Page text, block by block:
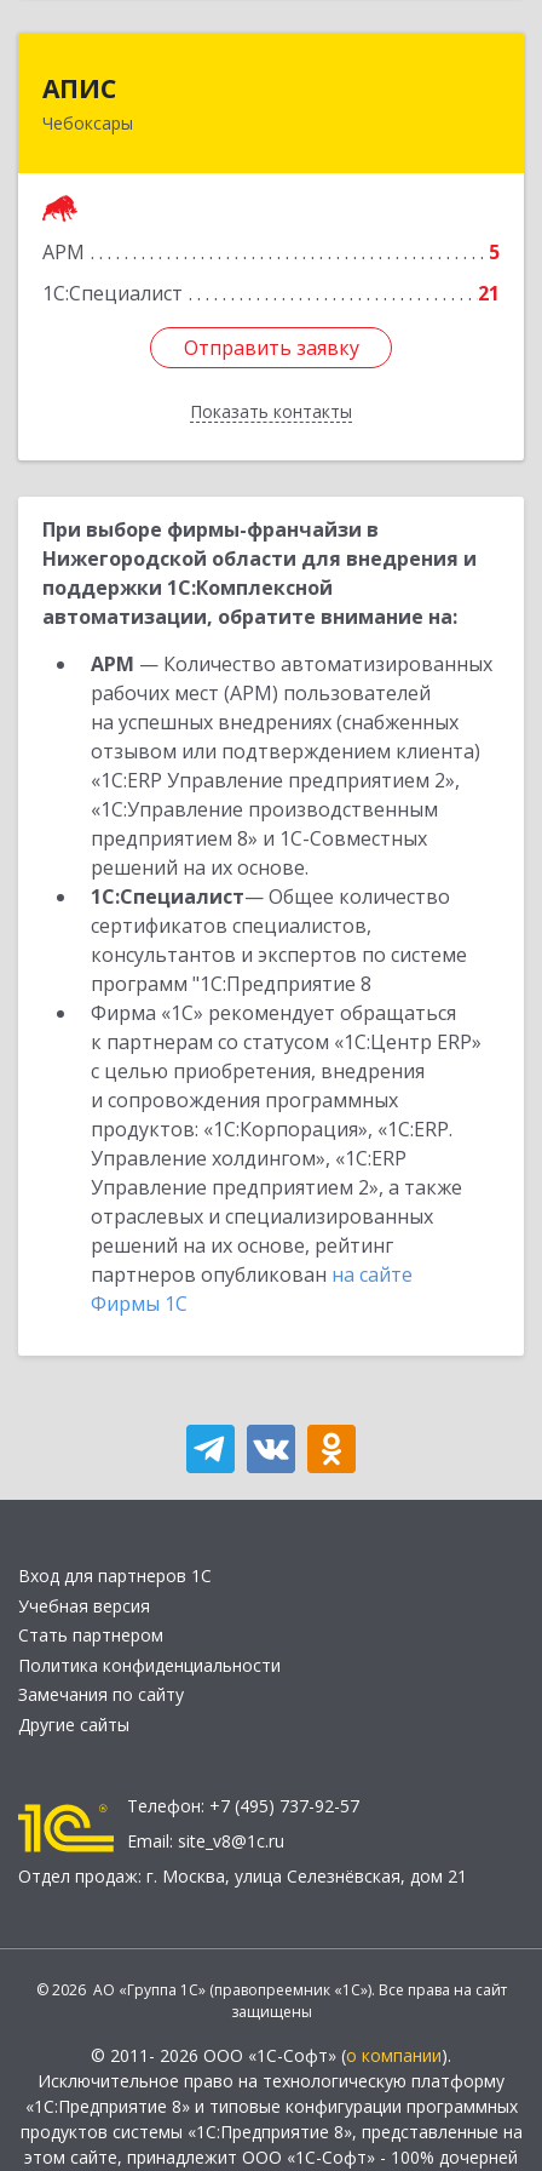
АПИС
Чебоксары
АРМ
5
1С:Специалист
21
Отправить заявку
Показать контакты
428001, Чувашская Республика - Чувашия,
Подробнее
Отправить заявку
Назад
При выборе фирмы-франчайзи в
Нижегородской области для внедрения и
поддержки 1С:Комплексной
автоматизации, обратите внимание на:
АРМ — Количество автоматизированных
рабочих мест (АРМ) пользователей
на успешных внедрениях (снабженных
отзывом или подтверждением клиента)
«1С:ERP Управление предприятием 2»,
«1С:Управление производственным
предприятием 8» и 1С-Совместных
решений на их основе.
1С:Специалист— Общее количество
сертификатов специалистов,
консультантов и экспертов по системе
программ "1С:Предприятие 8
Фирма «1С» рекомендует обращаться
к партнерам со статусом «1С:Центр ERP»
с целью приобретения, внедрения
и сопровождения программных
продуктов: «1С:Корпорация», «1С:ERP.
Управление холдингом», «1С:ERP
Управление предприятием 2», а также
отраслевых и специализированных
решений на их основе, рейтинг
партнеров опубликован на сайте
Фирмы 1С
Вход для партнеров 1С
Учебная версия
Стать партнером
Политика конфиденциальности
Замечания по сайту
Другие сайты
Телефон: +7 (495) 737-92-57
Email: site_v8@1c.ru
Отдел продаж: г. Москва, улица Селезнёвская, дом 21
© 2026 АО «Группа 1С» (правопреемник «1С»). Все права на сайт
защищены
© 2011- 2026 ООО «1С-Софт» (о компании).
Исключительное право на технологическую платформу
«1С:Предприятие 8» и типовые конфигурации программных
продуктов системы «1С:Предприятие 8», представленные на
этом сайте, принадлежит ООО «1С-Софт» - 100% дочерней